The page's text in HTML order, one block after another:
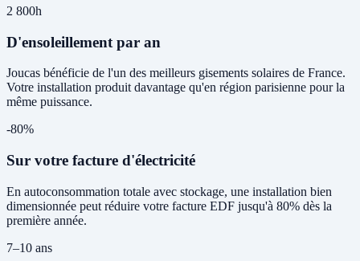
2 800h
D'ensoleillement par an
Joucas bénéficie de l'un des meilleurs gisements solaires de France.
Votre installation produit davantage qu'en région parisienne pour la
même puissance.
-80%
Sur votre facture d'électricité
En autoconsommation totale avec stockage, une installation bien
dimensionnée peut réduire votre facture EDF jusqu'à 80% dès la
première année.
7–10 ans